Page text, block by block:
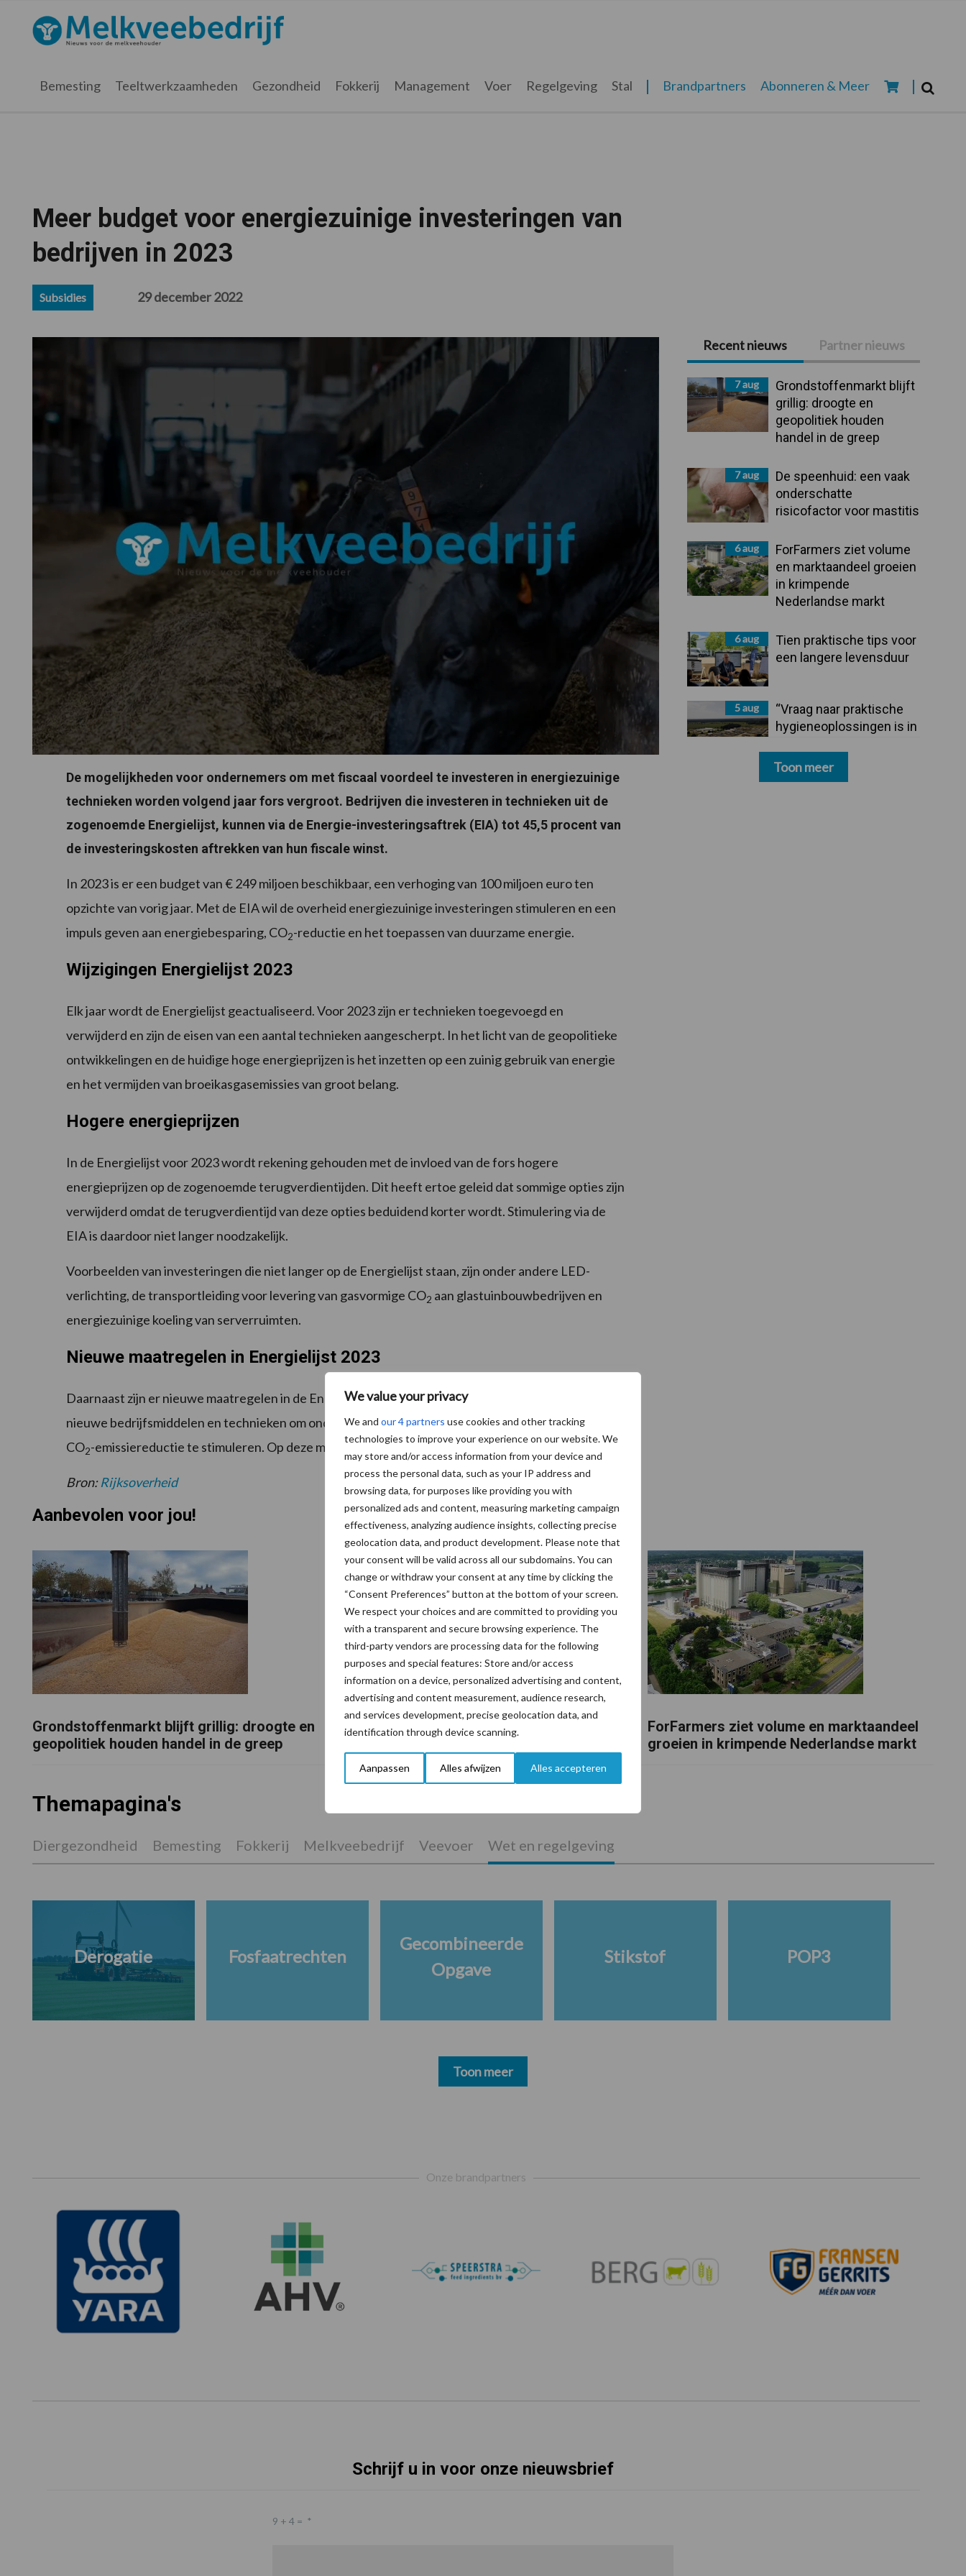
We value your privacy
We and our 4 partners use cookies and other tracking
technologies to improve your experience on our website. We
may store and/or access information from your device and
process the personal data, such as your IP address and
browsing data, for purposes like providing you with
personalized ads and content, measuring marketing campaign
effectiveness, analyzing audience insights, collecting precise
geolocation data, and product development. Please note that
your consent will be valid across all our subdomains. You can
change or withdraw your consent at any time by clicking the
“Consent Preferences” button at the bottom of your screen.
We respect your choices and are committed to providing you
with a transparent and secure browsing experience. The
third-party vendors are processing data for the following
purposes and special features: Store and/or access
information on a device, personalized advertising and content,
advertising and content measurement, audience research,
and services development, precise geolocation data, and
identification through device scanning.
Aanpassen Alles afwijzen Alles accepteren
hoofdnavigatie
hoofd
eerste
voettekst
Melkveebedrijf.nl
Bemesting Teeltwerkzaamheden Gezondheid Fokkerij Management Voer Regelgeving Stal Brandpartners Abonneren & Meer
Meer budget voor energiezuinige investeringen van
bedrijven in 2023
Subsidies 29 december 2022
De mogelijkheden voor ondernemers om met fiscaal voordeel te investeren in energiezuinige
technieken worden volgend jaar fors vergroot. Bedrijven die investeren in technieken uit de
zogenoemde Energielijst, kunnen via de Energie-investeringsaftrek (EIA) tot 45,5 procent van
de investeringskosten aftrekken van hun fiscale winst.
In 2023 is er een budget van € 249 miljoen beschikbaar, een verhoging van 100 miljoen euro ten
opzichte van vorig jaar. Met de EIA wil de overheid energiezuinige investeringen stimuleren en een
impuls geven aan energiebesparing, CO2-reductie en het toepassen van duurzame energie.
Wijzigingen Energielijst 2023
Elk jaar wordt de Energielijst geactualiseerd. Voor 2023 zijn er technieken toegevoegd en
verwijderd en zijn de eisen van een aantal technieken aangescherpt. In het licht van de geopolitieke
ontwikkelingen en de huidige hoge energieprijzen is het inzetten op een zuinig gebruik van energie
en het vermijden van broeikasgasemissies van groot belang.
Hogere energieprijzen
In de Energielijst voor 2023 wordt rekening gehouden met de invloed van de fors hogere
energieprijzen op de zogenoemde terugverdientijden. Dit heeft ertoe geleid dat sommige opties zijn
verwijderd omdat de terugverdientijd van deze opties beduidend korter wordt. Stimulering via de
EIA is daardoor niet langer noodzakelijk.
Voorbeelden van investeringen die niet langer op de Energielijst staan, zijn onder andere LED-
verlichting, de transportleiding voor levering van gasvormige CO2 aan glastuinbouwbedrijven en
energiezuinige koeling van serverruimten.
Nieuwe maatregelen in Energielijst 2023
Daarnaast zijn er nieuwe maatregelen in de Energielijst 2023 opgenomen. Zo staan er in de lijst
nieuwe bedrijfsmiddelen en technieken om onder meer elektrificatie, benutting van restwarmte en
CO2-emissiereductie te stimuleren. Op deze manier wordt de energietransitie verder ondersteund.
Bron:Rijksoverheid
Primaire
Sidebar
Recent nieuws Partner nieuws
7 aug
Grondstoffenmarkt blijft
grillig: droogte en
geopolitiek houden
handel in de greep
7 aug
De speenhuid: een vaak
onderschatte
risicofactor voor mastitis
6 aug
ForFarmers ziet volume
en marktaandeel groeien
in krimpende
Nederlandse markt
6 aug
Tien praktische tips voor
een langere levensduur
5 aug
“Vraag naar praktische
hygieneoplossingen is in
Toon meer
Aanbevolen voor jou!
Grondstoffenmarkt blijft grillig: droogte en
geopolitiek houden handel in de greep
De speenhuid: een vaak onderschatte
ForFarmers ziet volume en marktaandeel
groeien in krimpende Nederlandse markt
Themapagina's
Diergezondheid Bemesting Fokkerij Melkveebedrijf Veevoer Wet en regelgeving
Derogatie Fosfaatrechten
Gecombineerde
Opgave
Stikstof POP3
Toon meer
Onze brandpartners
Schrijf u in voor onze nieuwsbrief
9 + 4 = *